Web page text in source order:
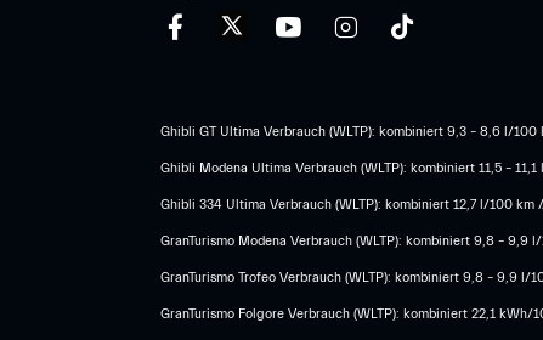
Ghibli GT Ultima Verbrauch (WLTP): kombiniert 9,3 – 8,6 l/
Ghibli Modena Ultima Verbrauch (WLTP): kombiniert 11,5 –
Ghibli 334 Ultima Verbrauch (WLTP): kombiniert 12,7 l/100
GranTurismo Modena Verbrauch (WLTP): kombiniert 9,8 –
GranTurismo Trofeo Verbrauch (WLTP): kombiniert 9,8 – 9,9
GranTurismo Folgore Verbrauch (WLTP): kombiniert 22,1